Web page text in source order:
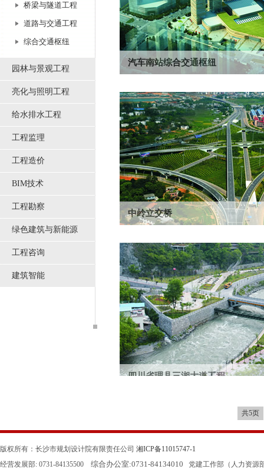
桥梁与隧道工程
道路与交通工程
综合交通枢纽
园林与景观工程
亮化与照明工程
给水排水工程
工程监理
工程造价
BIM技术
工程勘察
绿色建筑与新能源
工程咨询
建筑智能
汽车南站综合交通枢纽
全国概念性方案设计招标第一名。
中岭立交桥
交。该项目于2003年建成环线部分一期工程
四川省理县三湘大道工程
共5页
版权所有：长沙市规划设计院有限责任公司 湘ICP备11015747-1
经营发展部: 0731-84135500 综合办公室:0731-84134010
党建工作部（人力资源